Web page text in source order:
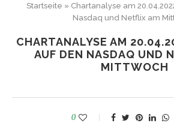
Startseite » Chartanalyse am
Nasdaq und Netflix am
CHARTANALYSE AM
AUF DEN NASDAQ UND
MITTWOCH
0